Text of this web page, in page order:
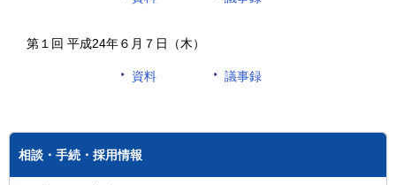
第１回 平成24年６月７日（木）
資料 議事録
相談・手続・採用情報